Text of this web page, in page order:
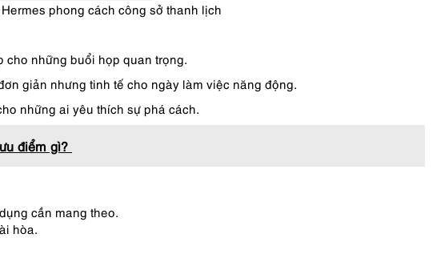
phong cách công sở thanh lịch
cho những buổi họp quan trọng.
giản nhưng tinh tế cho ngày làm việc năng động.
những ai yêu thích sự phá cách.
điểm gì?
cần mang theo.
hòa.